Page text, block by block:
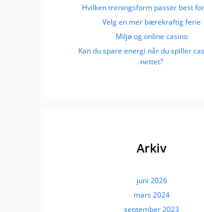
Hvilken treningsform passer best
Velg en mer bærekraftig ferie
Miljø og online casino
Kan du spare energi når du spiller
nettet?
Arkiv
juni 2026
mars 2024
september 2023